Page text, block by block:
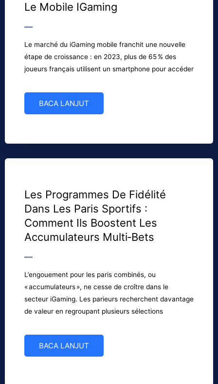
Le Mobile IGaming
Le marché du iGaming mobile franchit une nouvelle
étape de croissance : en 2023, plus de 65 % des
joueurs français utilisent un smartphone pour accéder
BACA LANJUT
Les Programmes De Fidélité
Dans Les Paris Sportifs :
Comment Ils Boostent Les
Accumulateurs Multi‑bets
L’engouement pour les paris combinés, ou
« accumulateurs », ne cesse de croître dans le
secteur iGaming. Les parieurs recherchent davantage
de valeur en regroupant plusieurs sélections
BACA LANJUT